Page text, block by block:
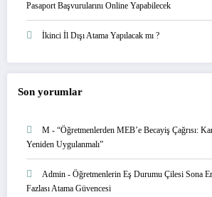
Pasaport Başvurularını Online Yapabilecek
İkinci İl Dışı Atama Yapılacak mı ?
Son yorumlar
M - “Öğretmenlerden MEB’e Becayiş Çağrısı:
Yeniden Uygulanmalı”
Admin - Öğretmenlerin Eş Durumu Çilesi Sona
Fazlası Atama Güvencesi